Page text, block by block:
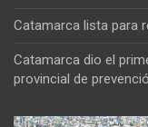
Catamarca lista para
Catamarca dio el
provincial de